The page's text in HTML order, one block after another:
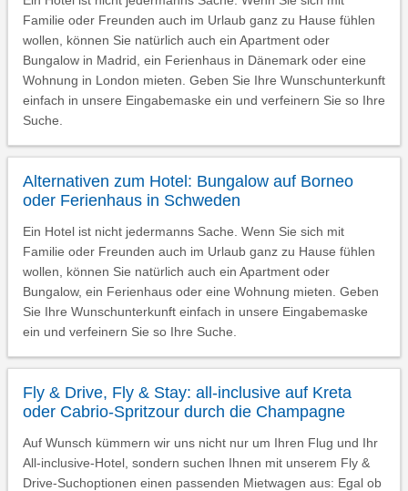
Familie oder Freunden auch im Urlaub ganz zu Hause fühlen
wollen, können Sie natürlich auch ein Apartment oder
Bungalow in Madrid, ein Ferienhaus in Dänemark oder eine
Wohnung in London mieten. Geben Sie Ihre Wunschunterkunft
einfach in unsere Eingabemaske ein und verfeinern Sie so Ihre
Suche.
Alternativen zum Hotel: Bungalow auf Borneo
oder Ferienhaus in Schweden
Ein Hotel ist nicht jedermanns Sache. Wenn Sie sich mit
Familie oder Freunden auch im Urlaub ganz zu Hause fühlen
wollen, können Sie natürlich auch ein Apartment oder
Bungalow, ein Ferienhaus oder eine Wohnung mieten. Geben
Sie Ihre Wunschunterkunft einfach in unsere Eingabemaske
ein und verfeinern Sie so Ihre Suche.
Fly & Drive, Fly & Stay: all-inclusive auf Kreta
oder Cabrio-Spritzour durch die Champagne
Auf Wunsch kümmern wir uns nicht nur um Ihren Flug und Ihr
All-inclusive-Hotel, sondern suchen Ihnen mit unserem Fly &
Drive-Suchoptionen einen passenden Mietwagen aus: Egal ob